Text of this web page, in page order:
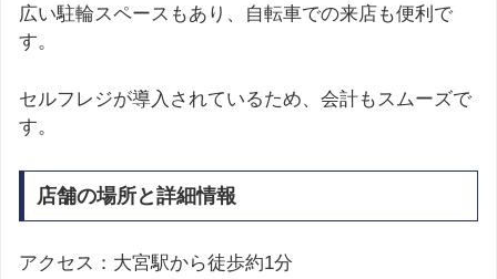
広い駐輪スペースもあり、自転車での来店も便利で
す。
セルフレジが導入されているため、会計もスムーズで
す。
店舗の場所と詳細情報
アクセス：大宮駅から徒歩約1分